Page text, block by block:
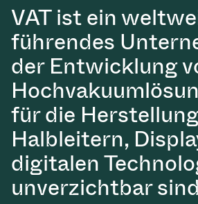
VAT ist ein
führendes
der Entwicklung
für die
Halbleitern,
digitalen
unverzichtbar